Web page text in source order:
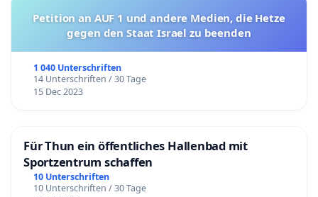
Petition an AUF 1 und andere Medien, die Hetze
gegen den Staat Israel zu beenden
1 040 Unterschriften
14 Unterschriften / 30 Tage
15 Dec 2023
Für Thun ein öffentliches Hallenbad mit
Sportzentrum schaffen
10 Unterschriften
10 Unterschriften / 30 Tage